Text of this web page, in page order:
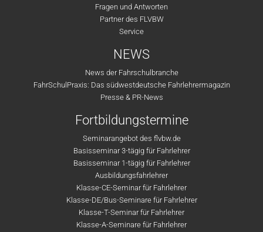
Fragen und Antworten
Partner des FLVBW
Service
NEWS
News der Fahrschulbranche
FahrSchulPraxis: Das südwestdeutsche Fahrlehrermagazin
Presse & PR-News
Fortbildungstermine
Seminarangebot des flvbw.de
Basisseminar 3-tägig für Fahrlehrer
Basisseminar 1-tägig für Fahrlehrer
Ausbildungsfahrlehrer
Klasse-CE-Seminar für Fahrlehrer
Klasse-DE/Bus-Seminare für Fahrlehrer
Klasse-T-Seminar für Fahrlehrer
Klasse-A-Seminare für Fahrlehrer